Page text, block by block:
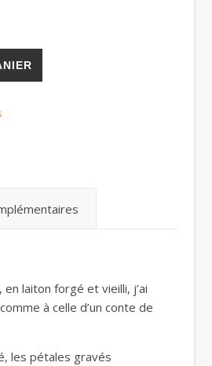
laiton forgé et vieilli, j’ai
à celle d’un conte de
les pétales gravés